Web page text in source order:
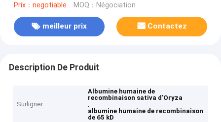
Prix：negotiable MOQ：Négociation
meilleur prix Contactez
Description De Produit
Surligner
Albumine humaine de
recombinaison sativa d'Oryza
,
albumine humaine de recombinaison
de 65 kD